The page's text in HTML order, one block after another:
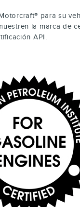
para su
la marca de
API.